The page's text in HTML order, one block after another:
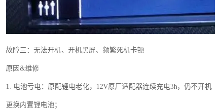
故障三：无法开机、开机黑屏、频繁死机卡顿
原因 &维修
1. 电池亏电：原配锂电老化， 12V原厂适配器连续充电3h，仍不开机
更换内置锂电池；